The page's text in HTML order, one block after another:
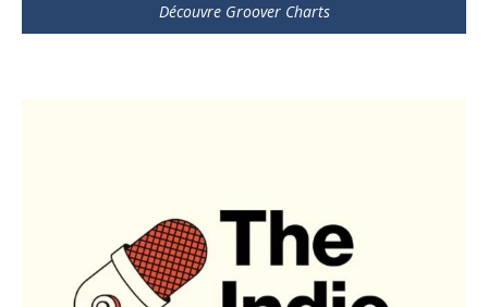
Découvre Groover Charts